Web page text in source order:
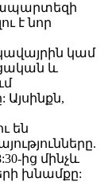
է նոր
կամ
և
են
ից մինչև
խնամքը: